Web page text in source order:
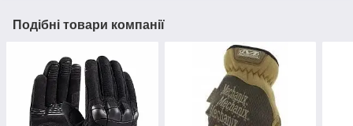
Подібні товари компанії